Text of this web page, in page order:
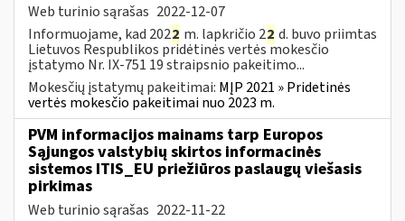
Web turinio sąrašas 2022-12-07
Informuojame, kad 2022 m. lapkričio 22 d. buvo priimtas
Lietuvos Respublikos pridėtinės vertės mokesčio
įstatymo Nr. IX-751 19 straipsnio pakeitimo...
Mokesčių įstatymų pakeitimai: MĮP 2021 » Pridetinės
vertės mokesčio pakeitimai nuo 2023 m.
PVM informacijos mainams tarp Europos
Sąjungos valstybių skirtos informacinės
sistemos ITIS_EU priežiūros paslaugų viešasis
pirkimas
Web turinio sąrašas 2022-11-22